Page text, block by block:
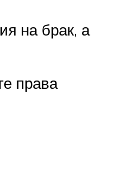
на брак, а
права